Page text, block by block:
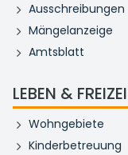
Ausschreibungen
Mängelanzeige
Amtsblatt
LEBEN &
Wohngebiete
Kinderbetreuung